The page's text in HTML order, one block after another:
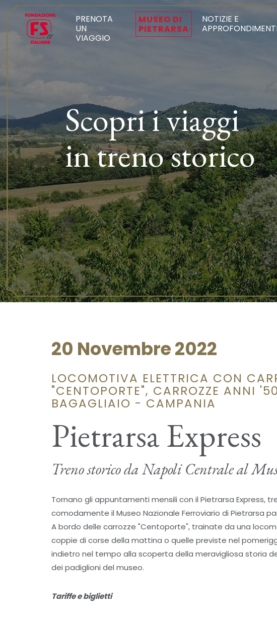
PRENOTA
UN
VIAGGIO
MUSEO DI
PIETRARSA
NOTIZIE E
APPROFONDIMENTI
Scopri i viaggi
in treno storico
20 Novembre 2022
LOCOMOTIVA ELETTRICA CON
"CENTOPORTE", CARROZZE ANNI
BAGAGLIAIO - CAMPANIA
Pietrarsa Express
Treno storico da Napoli Centrale al
Tornano gli appuntamenti mensili con il Pietrarsa Express,
comodamente il Museo Nazionale Ferroviario di Pietrarsa
A bordo delle carrozze "Centoporte", trainate da una
coppie di corse della mattina o quelle previste nel
indietro nel tempo alla scoperta della meravigliosa storia
dei padiglioni del museo.
Tariffe e biglietti